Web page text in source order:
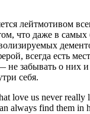
лейтмотивом
что даже в
всегда есть
не забывать о них
себя.
love us never really
always find them in